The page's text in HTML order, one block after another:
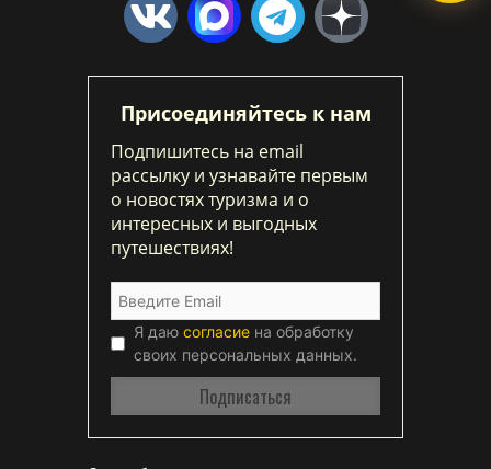
Присоединяйтесь к нам
Подпишитесь на email
рассылку и узнавайте первым
о новостях туризма и о
интересных и выгодных
путешествиях!
Я даю согласие на обработку
своих персональных данных.